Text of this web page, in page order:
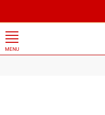
MENU
militaristes et nationalistes